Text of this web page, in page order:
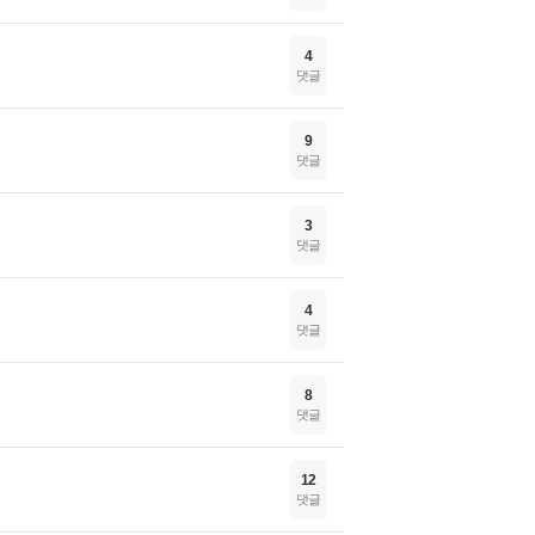
4
댓글
9
댓글
3
댓글
4
댓글
8
댓글
12
댓글